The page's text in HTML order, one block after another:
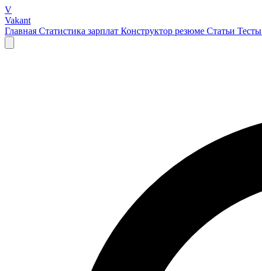
V
Vakant
Главная Статистика зарплат Конструктор резюме Статьи Тесты